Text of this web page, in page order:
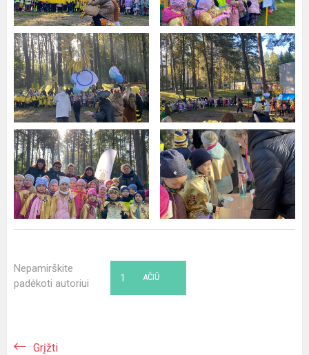
Nepamirškite
padėkoti autoriui
AČIŪ
1
Grįžti